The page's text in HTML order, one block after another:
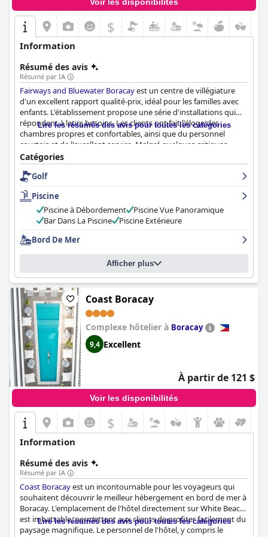
$
Information
Résumé des avis
Résumé par IA
Fairways and Bluewater Boracayest un centre de villégiature
d'un excellent rapport qualité-prix, idéal pour les familles avec
enfants. L'établissement propose une série d'installations qui
répondent à leurs besoins. Les clients ont fait l'éloge des
chambres propres et confortables, ainsi que du personnel
courtois et de l'excellent service. Malgré quelques critiques
négatives, la majorité des clients ont passé un séjour agréable et
considèrent l'établissement comme un cinq étoiles.Fairways
and Bluewater Boracay
vraiment la peine d'être visité pour des vacances relaxantes et
agréables.
Lire les résumés des avis pour toutes les catégories
Catégories
Golf
Piscine
Piscine à Débordement
Piscine Vue Panoramique
Bar Dans La Piscine
Piscine Extérieure
Bord De Mer
Afficher plus
Coast Boracay
Complexe hôtelier à Boracay
9,4 Excellent
À partir de 121 $
Voir les disponibilités
$
Information
Résumé des avis
Résumé par IA
Coast Boracayest un incontournable pour les voyageurs qui
souhaitent découvrir le meilleur hébergement en bord de mer à
Boracay. L'emplacement de l'hôtel directement sur White Beach
est imbattable, permettant aux clients de profiter facilement du
paysage magnifique. Le personnel de l'hôtel, y compris le
Lire les résumés des avis pour toutes les catégories